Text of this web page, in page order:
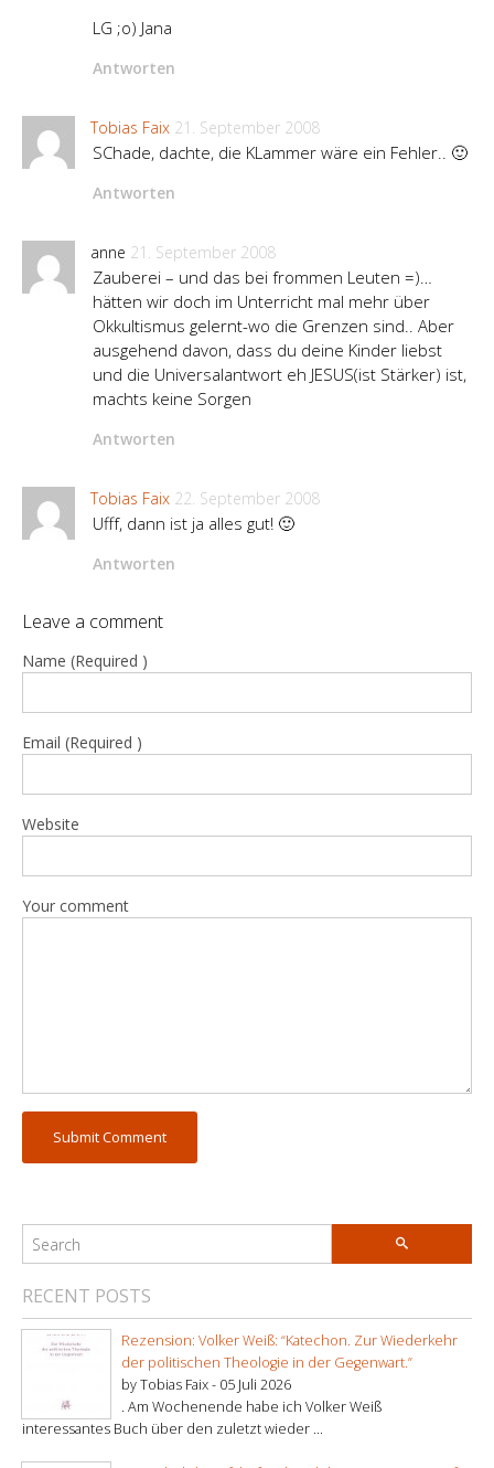
LG ;o) Jana
Antworten
Tobias Faix 21. September 2008
SChade, dachte, die KLammer wäre ein Fehler.. 🙂
Antworten
anne 21. September 2008
Zauberei – und das bei frommen Leuten =)…
hätten wir doch im Unterricht mal mehr über
Okkultismus gelernt-wo die Grenzen sind.. Aber
ausgehend davon, dass du deine Kinder liebst
und die Universalantwort eh JESUS(ist Stärker) ist,
machts keine Sorgen
Antworten
Tobias Faix 22. September 2008
Ufff, dann ist ja alles gut! 🙂
Antworten
Leave a comment
Name (Required )
Email (Required )
Website
Your comment
RECENT POSTS
Rezension: Volker Weiß: “Katechon. Zur Wiederkehr
der politischen Theologie in der Gegenwart.”
by Tobias Faix - 05 Juli 2026
. Am Wochenende habe ich Volker Weiß
interessantes Buch über den zuletzt wieder ...